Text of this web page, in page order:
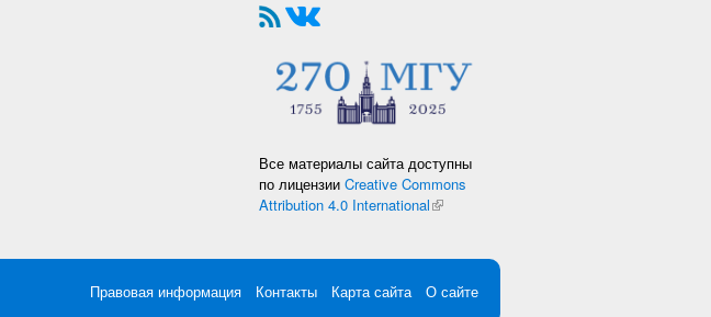
Все материалы сайта доступны
по лицензии Creative Commons
Attribution 4.0 International(внешняя ссылка)
Правовая информация Контакты Карта сайта О сайте